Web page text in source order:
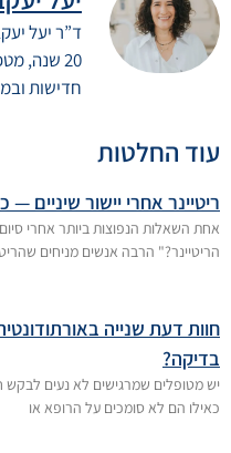
ד”ר יעל
20 שנה,
חדישות
עוד החלטות
ריטיינר אחרי יישור
אחת השאלות הנפוצות ביותר אחרי
הריטיינר?" הרבה אנשים מניחים
חוות דעת שנייה
בדיקה?
יש מטופלים שמרגישים לא נעים
כאילו הם לא סומכים על הרופא או